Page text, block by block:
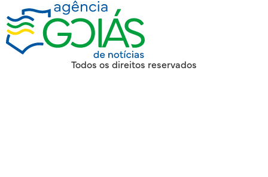
Todos os direitos reservados